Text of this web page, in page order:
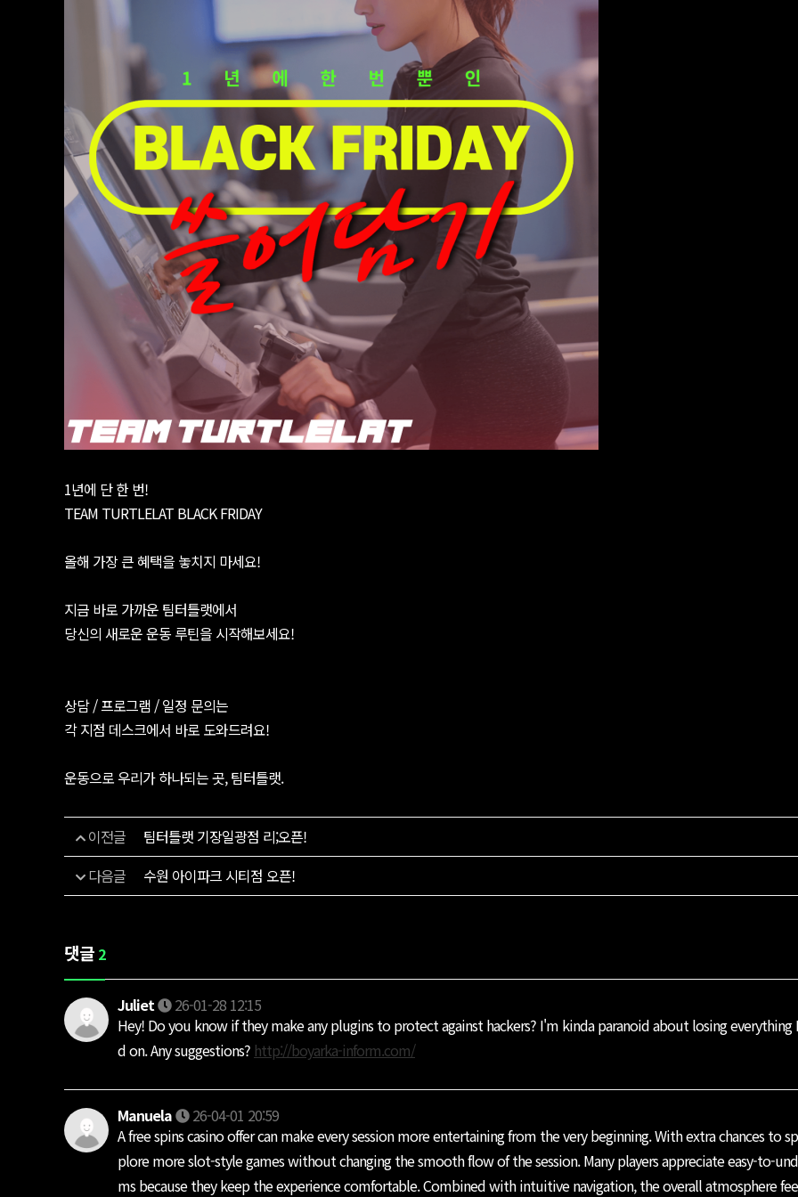
1년에 단 한 번!
TEAM TURTLELAT BLACK FRIDAY
올해 가장 큰 혜택을 놓치지 마세요!
지금 바로 가까운 팀터틀랫에서
당신의 새로운 운동 루틴을 시작해보세요!
상담 / 프로그램 / 일정 문의는
각 지점 데스크에서 바로 도와드려요!
운동으로 우리가 하나되는 곳, 팀터틀랫.
이전글
팀터틀랫 기장일광점 리;오픈!
다음글
수원 아이파크 시티점 오픈!
댓글 2
Juliet
26-01-28 12:15
Hey! Do you know if they make any plugins to protect against hackers? I'm kinda paranoid about losing everything
d on. Any suggestions? http://boyarka-inform.com/
Manuela
26-04-01 20:59
A free spins casino offer can make every session more entertaining from the very beginning. With extra chances to
plore more slot-style games without changing the smooth flow of the session. Many players appreciate easy-to-
ms because they keep the experience comfortable. Combined with intuitive navigation, the overall atmosphere